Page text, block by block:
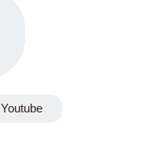
Youtube